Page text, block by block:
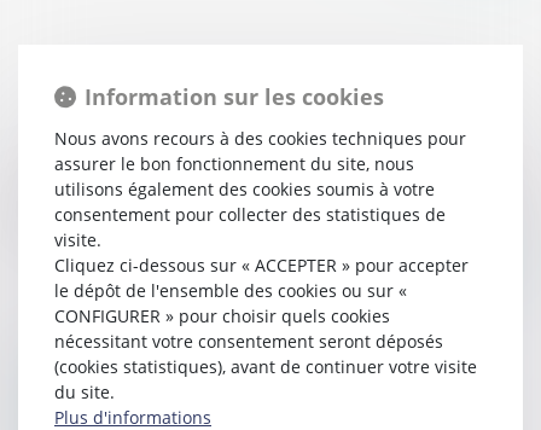
Le Conseil constitutionnel valide la loi Energie-Climat
26/11/2019
Lire la suite
Information sur les cookies
Nous avons recours à des cookies techniques pour
assurer le bon fonctionnement du site, nous
utilisons également des cookies soumis à votre
consentement pour collecter des statistiques de
visite.
Cliquez ci-dessous sur « ACCEPTER » pour accepter
le dépôt de l'ensemble des cookies ou sur «
CONFIGURER » pour choisir quels cookies
nécessitant votre consentement seront déposés
(cookies statistiques), avant de continuer votre visite
du site.
Plus d'informations